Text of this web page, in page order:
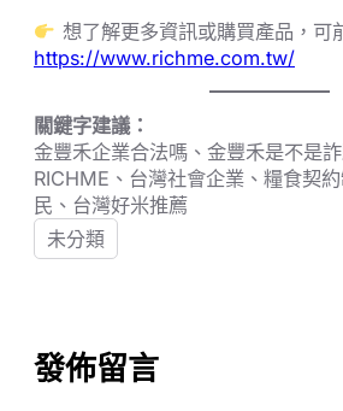
想了解更多資訊或購買產品，可
https://www.richme.com.tw/
關鍵字建議：
金豐禾企業合法嗎、金豐禾是不是
RICHME、台灣社會企業、糧食契
民、台灣好米推薦
未分類
發佈留言